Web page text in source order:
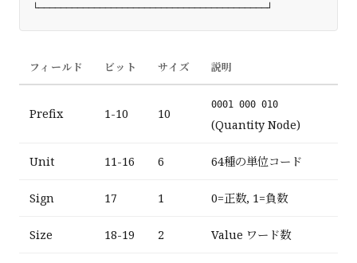
フィールド ビット サイズ 説明
Prefix 1-10 10
0001 000 010
(Quantity Node)
Unit 11-16 6 64種の単位コード
Sign 17 1 0=正数, 1=負数
Size 18-19 2 Value ワード数